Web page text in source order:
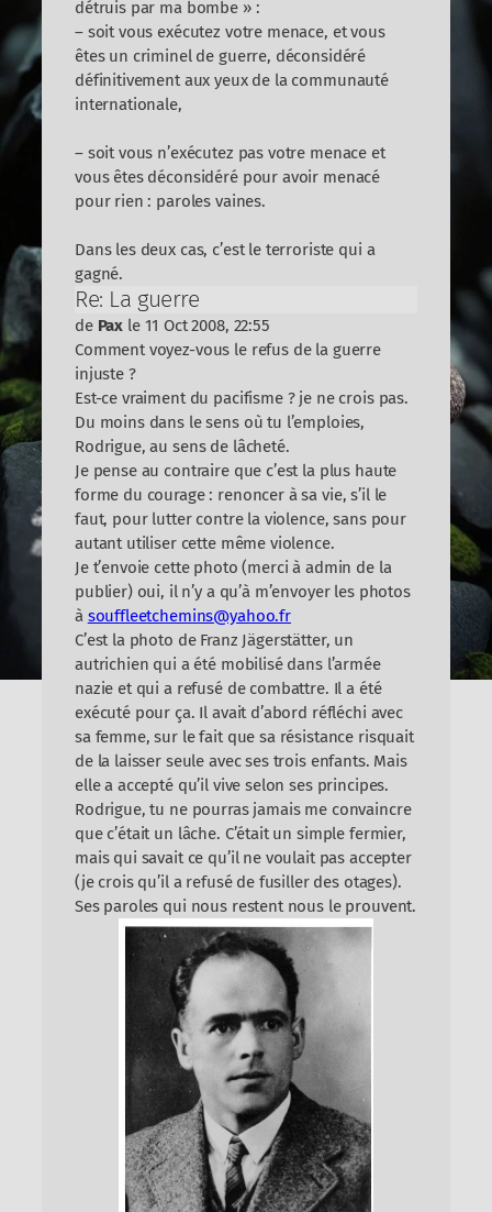
détruis par ma bombe » :
– soit vous exécutez votre menace, et vous
êtes un criminel de guerre, déconsidéré
définitivement aux yeux de la communauté
internationale,
– soit vous n’exécutez pas votre menace et
vous êtes déconsidéré pour avoir menacé
pour rien : paroles vaines.
Dans les deux cas, c’est le terroriste qui a
gagné.
Re: La guerre
de Pax le 11 Oct 2008, 22:55
Comment voyez-vous le refus de la guerre
injuste ?
Est-ce vraiment du pacifisme ? je ne crois pas.
Du moins dans le sens où tu l’emploies,
Rodrigue, au sens de lâcheté.
Je pense au contraire que c’est la plus haute
forme du courage : renoncer à sa vie, s’il le
faut, pour lutter contre la violence, sans pour
autant utiliser cette même violence.
Je t’envoie cette photo (merci à admin de la
publier) oui, il n’y a qu’à m’envoyer les photos
à souffleetchemins@yahoo.fr
C’est la photo de Franz Jägerstätter, un
autrichien qui a été mobilisé dans l’armée
nazie et qui a refusé de combattre. Il a été
exécuté pour ça. Il avait d’abord réfléchi avec
sa femme, sur le fait que sa résistance risquait
de la laisser seule avec ses trois enfants. Mais
elle a accepté qu’il vive selon ses principes.
Rodrigue, tu ne pourras jamais me convaincre
que c’était un lâche. C’était un simple fermier,
mais qui savait ce qu’il ne voulait pas accepter
(je crois qu’il a refusé de fusiller des otages).
Ses paroles qui nous restent nous le prouvent.